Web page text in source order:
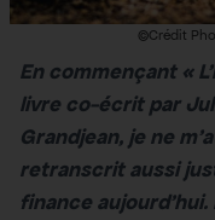
©Crédit
En commençant «
livre co-écrit par
Grandjean, je ne
retranscrit aussi
finance aujourd’hui.